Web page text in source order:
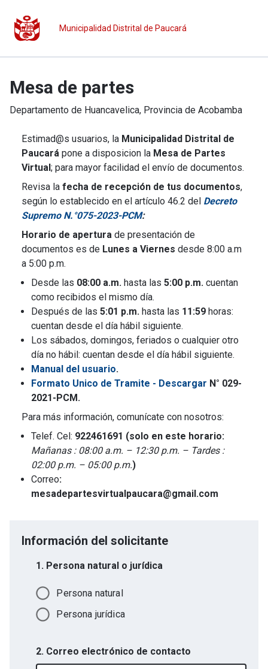
Municipalidad Distrital de Paucará
Mesa de partes
Departamento de Huancavelica, Provincia de Acobamba
Estimad@s usuarios, la Municipalidad Distrital de
Paucará pone a disposicion la Mesa de Partes
Virtual; para mayor facilidad el envío de documentos.
Revisa la fecha de recepción de tus documentos,
según lo establecido en el artículo 46.2 del Decreto
Supremo N.°075-2023-PCM:
Horario de apertura de presentación de
documentos es de Lunes a Viernes desde 8:00 a.m
a 5:00 p.m.
Desde las 08:00 a.m. hasta las 5:00 p.m. cuentan
como recibidos el mismo día.
Después de las 5:01 p.m. hasta las 11:59 horas:
cuentan desde el día hábil siguiente.
Los sábados, domingos, feriados o cualquier otro
día no hábil: cuentan desde el día hábil siguiente.
Manual del usuario.
Formato Unico de Tramite - Descargar N° 029-
2021-PCM.
Para más información, comunícate con nosotros:
Telef. Cel: 922461691 (solo en este horario:
Mañanas : 08:00 a.m. – 12:30 p.m. – Tardes :
02:00 p.m. – 05:00 p.m.)
Correo:
mesadepartesvirtualpaucara@gmail.com
Información del solicitante
1. Persona natural o jurídica
Persona natural
Persona jurídica
2. Correo electrónico de contacto